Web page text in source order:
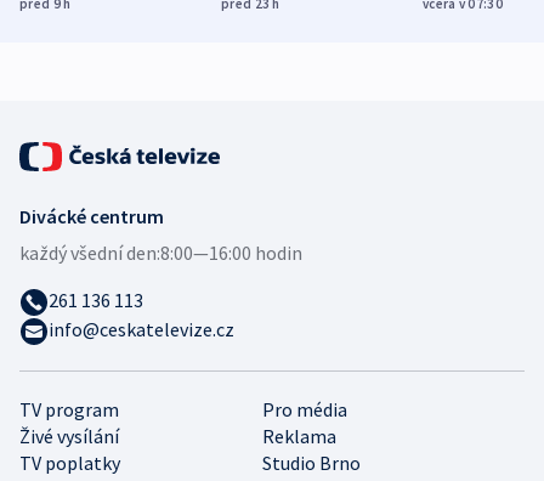
TV program
Pro média
Živé vysílání
Reklama
TV poplatky
Studio Brno
Divácké centrum
každý všední den:8:00—16:00 hodin
261 136 113
info@ceskatelevize.cz